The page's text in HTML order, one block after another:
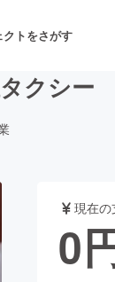
クトをさがす
・パフォーマンス
クシー
現在
0